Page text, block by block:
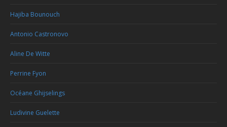
Hajiba Bounouch
Antonio Castronovo
Aline De Witte
Perrine Fyon
Océane Ghijselings
Ludivine Guelette